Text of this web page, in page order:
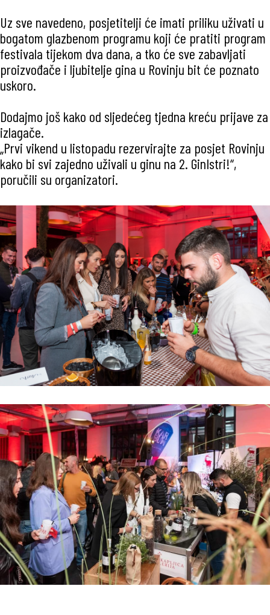
Uz sve navedeno, posjetitelji će imati priliku uživati u
bogatom glazbenom programu koji će pratiti program
festivala tijekom dva dana, a tko će sve zabavljati
proizvođače i ljubitelje gina u Rovinju bit će poznato
uskoro.
Dodajmo još kako od sljedećeg tjedna kreću prijave za
izlagače.
„Prvi vikend u listopadu rezervirajte za posjet Rovinju
kako bi svi zajedno uživali u ginu na 2. GinIstri!“,
poručili su organizatori.